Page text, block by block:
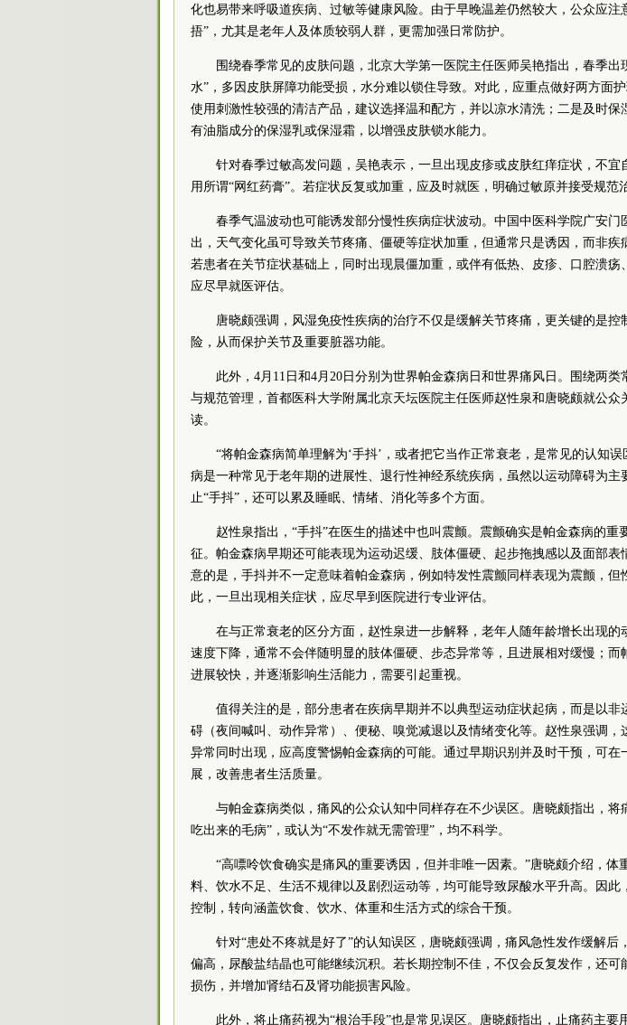
化也易带来呼吸道疾病、过敏等健康风险。由于早晚温差仍然较大，公众应注
捂”，尤其是老年人及体质较弱人群，更需加强日常防护。
围绕春季常见的皮肤问题，北京大学第一医院主任医师吴艳指出，春季出
水”，多因皮肤屏障功能受损，水分难以锁住导致。对此，应重点做好两方面
使用刺激性较强的清洁产品，建议选择温和配方，并以凉水清洗；二是及时保
有油脂成分的保湿乳或保湿霜，以增强皮肤锁水能力。
针对春季过敏高发问题，吴艳表示，一旦出现皮疹或皮肤红痒症状，不宜
用所谓“网红药膏”。若症状反复或加重，应及时就医，明确过敏原并接受规范
春季气温波动也可能诱发部分慢性疾病症状波动。中国中医科学院广安门
出，天气变化虽可导致关节疼痛、僵硬等症状加重，但通常只是诱因，而非疾
若患者在关节症状基础上，同时出现晨僵加重，或伴有低热、皮疹、口腔溃疡
应尽早就医评估。
唐晓颇强调，风湿免疫性疾病的治疗不仅是缓解关节疼痛，更关键的是控
险，从而保护关节及重要脏器功能。
此外，4月11日和4月20日分别为世界帕金森病日和世界痛风日。围绕两类
与规范管理，首都医科大学附属北京天坛医院主任医师赵性泉和唐晓颇就公众
读。
“将帕金森病简单理解为‘手抖’，或者把它当作正常衰老，是常见的认知
病是一种常见于老年期的进展性、退行性神经系统疾病，虽然以运动障碍为主
止“手抖”，还可以累及睡眠、情绪、消化等多个方面。
赵性泉指出，“手抖”在医生的描述中也叫震颤。震颤确实是帕金森病的重
征。帕金森病早期还可能表现为运动迟缓、肢体僵硬、起步拖拽感以及面部表
意的是，手抖并不一定意味着帕金森病，例如特发性震颤同样表现为震颤，但
此，一旦出现相关症状，应尽早到医院进行专业评估。
在与正常衰老的区分方面，赵性泉进一步解释，老年人随年龄增长出现的
速度下降，通常不会伴随明显的肢体僵硬、步态异常等，且进展相对缓慢；而
进展较快，并逐渐影响生活能力，需要引起重视。
值得关注的是，部分患者在疾病早期并不以典型运动症状起病，而是以非
碍（夜间喊叫、动作异常）、便秘、嗅觉减退以及情绪变化等。赵性泉强调，
异常同时出现，应高度警惕帕金森病的可能。通过早期识别并及时干预，可在
展，改善患者生活质量。
与帕金森病类似，痛风的公众认知中同样存在不少误区。唐晓颇指出，将
吃出来的毛病”，或认为“不发作就无需管理”，均不科学。
“高嘌呤饮食确实是痛风的重要诱因，但并非唯一因素。”唐晓颇介绍，体
料、饮水不足、生活不规律以及剧烈运动等，均可能导致尿酸水平升高。因此
控制，转向涵盖饮食、饮水、体重和生活方式的综合干预。
针对“患处不疼就是好了”的认知误区，唐晓颇强调，痛风急性发作缓解后
偏高，尿酸盐结晶也可能继续沉积。若长期控制不佳，不仅会反复发作，还可
损伤，并增加肾结石及肾功能损害风险。
此外，将止痛药视为“根治手段”也是常见误区。唐晓颇指出，止痛药主要